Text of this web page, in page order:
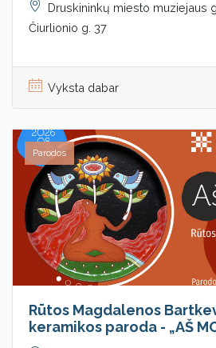
Druskininkų miesto muziejaus
Čiurlionio g. 37
Vyksta dabar
Parodos
Rūtos Magdalenos
keramikos paroda - „AŠ